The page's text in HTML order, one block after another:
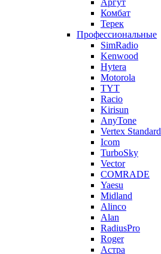
Комбат
Терек
Профессиональные
SimRadio
Kenwood
Hytera
Motorola
TYT
Racio
Kirisun
AnyTone
Vertex Standard
Icom
TurboSky
Vector
COMRADE
Yaesu
Midland
Alinco
Alan
RadiusPro
Roger
Астра